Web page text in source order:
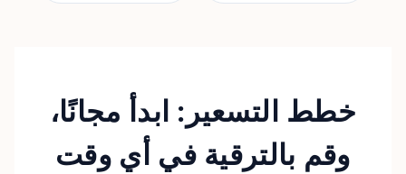
خطط التسعير: ابدأ مجانًا،
وقم بالترقية في أي وقت